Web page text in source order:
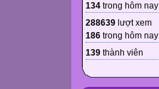
134 trong hôm nay
288639 lượt xem
186 trong hôm nay
139 thành viên